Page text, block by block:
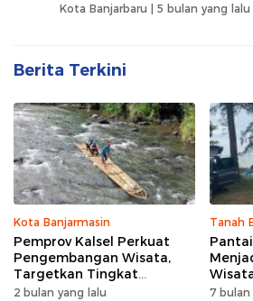
Kota Banjarbaru | 5 bulan yang lalu
Berita Terkini
Kota Banjarmasin
Pemprov Kalsel Perkuat
Pengembangan Wisata,
Targetkan Tingkat
Kunjungan Naik 5 Persen di
2 bulan yang lalu
Tanah
7 bulan